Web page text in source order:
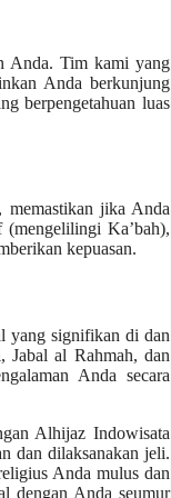
Anda. Tim kami yang
Anda berkunjung
berpengetahuan luas
memastikan jika Anda
(mengelilingi Ka’bah),
kepuasan.
yang signifikan di dan
Jabal al Rahmah, dan
Anda secara
Alhijaz Indowisata
dan dilaksanakan jeli.
Anda mulus dan
dengan Anda seumur